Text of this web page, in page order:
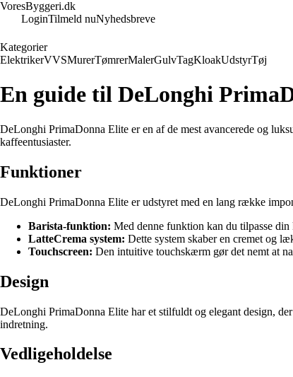
VoresByggeri.dk
LoginTilmeld nuNyhedsbreve
Kategorier
ElektrikerVVSMurerTømrerMalerGulvTagKloakUdstyrTøj
En guide til DeLonghi
DeLonghi PrimaDonna Elite er en af de mest avancerede og
kaffeentusiaster.
Funktioner
DeLonghi PrimaDonna Elite er udstyret med en lang række
Barista-funktion: Med denne funktion kan du tilpasse
LatteCrema system: Dette system skaber en cremet og
Touchscreen: Den intuitive touchskærm gør det nemt at
Design
DeLonghi PrimaDonna Elite har et stilfuldt og elegant design,
indretning.
Vedligeholdelse